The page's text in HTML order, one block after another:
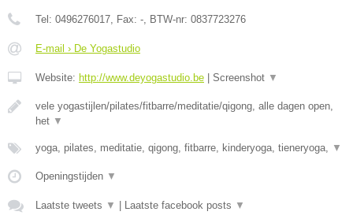
Tel: 0496276017, Fax: -, BTW-nr: 0837723276
E-mail › De Yogastudio
Website: http://www.deyogastudio.be Screenshot ▼
vele yogastijlen/pilates/fitbarre/meditatie/qigong, alle dagen open,
het ▼
yoga, pilates, meditatie, qigong, fitbarre, kinderyoga, tieneryoga, ▼
Openingstijden ▼
Laatste tweets ▼ Laatste facebook posts ▼